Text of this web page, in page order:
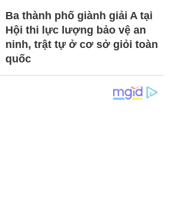
Ba thành phố giành giải A tại
Hội thi lực lượng bảo vệ an
ninh, trật tự ở cơ sở giỏi toàn
quốc